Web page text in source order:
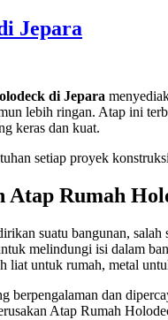
Jepara
di Jepara
lebih ringan. Atap ini
keras dan kuat.
setiap proyek
Rumah
suatu bangunan,
melindungi isi dalam
liat untuk rumah, metal
berpengalaman dan
Atap Rumah